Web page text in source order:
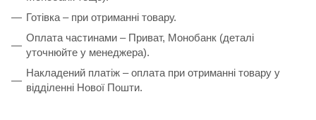
Готівка – при отриманні товару.
Оплата частинами – Приват, Монобанк (деталі
уточнюйте у менеджера).
Накладений платіж – оплата при отриманні товару у
відділенні Нової Пошти.